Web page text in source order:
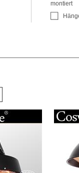
montiert